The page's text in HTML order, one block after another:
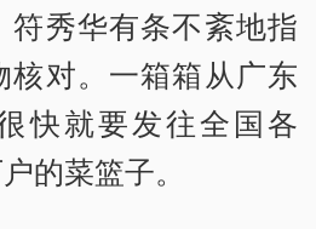
符秀华有条不紊地指
核对。一箱箱从广东
快就要发往全国各
的菜篮子。